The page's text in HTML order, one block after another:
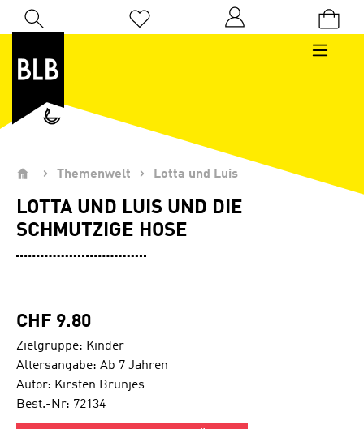
Zum Hauptinhalt springen
Du hast 0 Produkte auf dem Merkzettel
Themenwelt Lotta und Luis
LOTTA UND LUIS UND DIE
SCHMUTZIGE HOSE
CHF 9.80
Zielgruppe: Kinder
Altersangabe: Ab 7 Jahren
Autor: Kirsten Brünjes
Best.-Nr: 72134